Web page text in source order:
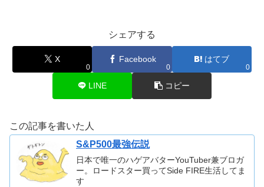
シェアする
X
0
Facebook
0
はてブ
0
LINE コピー
この記事を書いた人
S&P500最強伝説
日本で唯一のハゲアバターYouTuber兼ブロガ
ー。ロードスター買ってSide FIRE生活してま
す